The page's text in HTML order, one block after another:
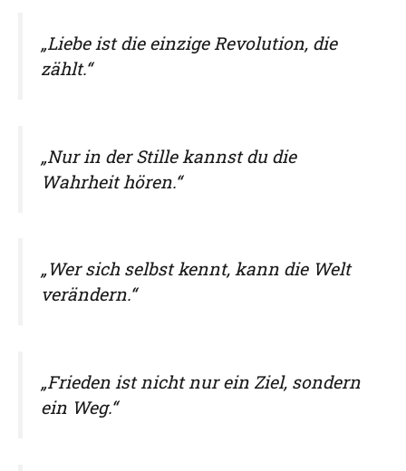
„Liebe ist die einzige Revolution, die
zählt.“
„Nur in der Stille kannst du die
Wahrheit hören.“
„Wer sich selbst kennt, kann die Welt
verändern.“
„Frieden ist nicht nur ein Ziel, sondern
ein Weg.“